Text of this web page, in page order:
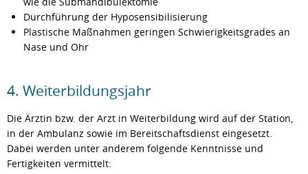
Durchführung der Hyposensibilisierung
Plastische Maßnahmen geringen Schwierigkeitsgrades an
Nase und Ohr
4. Weiterbildungsjahr
Die Ärztin bzw. der Arzt in Weiterbildung wird auf der Station,
in der Ambulanz sowie im Bereitschaftsdienst eingesetzt.
Dabei werden unter anderem folgende Kenntnisse und
Fertigkeiten vermittelt: